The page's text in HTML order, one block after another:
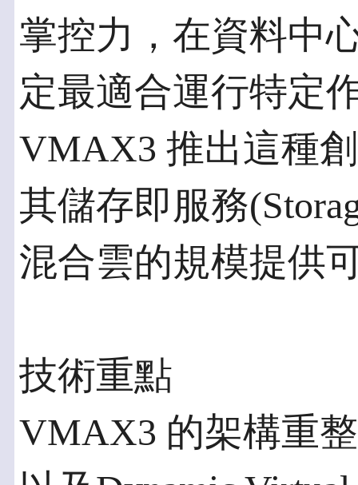
掌控力，在資料中
定最適合運行特定
VMAX3 推出這種
其儲存即服務
混合雲的規模提供
技術重點
VMAX3 的架構重